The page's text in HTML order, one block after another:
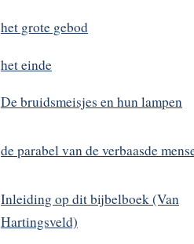
het grote gebod
het einde
De bruidsmeisjes en hun lampen
de parabel van de verbaasde
Inleiding op dit bijbelboek (Van
Hartingsveld)